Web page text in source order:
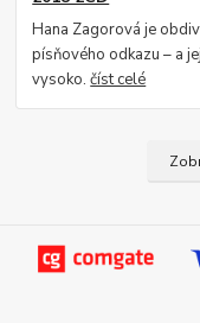
Hana Zagorová je
písňového odkazu – a
vysoko.číst celé